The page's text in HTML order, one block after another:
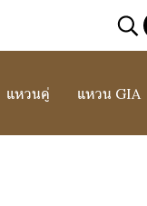
แหวนคู่ แหวน GIA